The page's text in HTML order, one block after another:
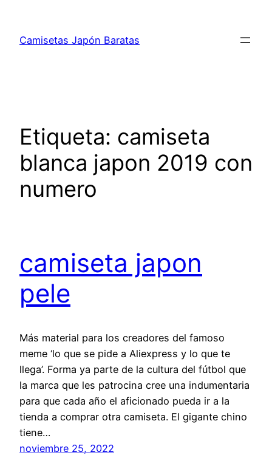
contenido
Camisetas Japón Baratas
Etiqueta: camiseta
blanca japon 2019 con
numero
camiseta japon
pele
Más material para los creadores del famoso
meme ‘lo que se pide a Aliexpress y lo que te
llega’. Forma ya parte de la cultura del fútbol que
la marca que les patrocina cree una indumentaria
para que cada año el aficionado pueda ir a la
tienda a comprar otra camiseta. El gigante chino
tiene…
noviembre 25, 2022